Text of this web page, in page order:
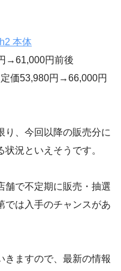
本体
→61,000円前後
価53,980円→66,000円
り、今回以降の販売分に
況といえそうです。
舗で不定期に販売・抽選
では入手のチャンスがあ
きますので、最新の情報